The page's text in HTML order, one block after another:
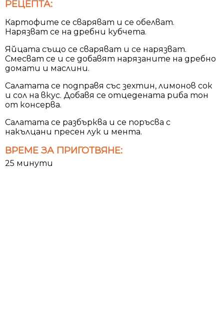
РЕЦЕПТА:
Картофите се сваряват и се обелват.
Нарязват се на дребни кубчета.
Яйцата също се сваряват и се нарязват.
Смесват се и се добавят нарязаните на дребно
домати и маслини.
Салатата се подправя със зехтин, лимонов сок
и сол на вкус. Добавя се отцедената риба тон
от консерва.
Салатата се разбърква и се поръсва с
накълцани пресен лук и мента.
ВРЕМЕ ЗА ПРИГОТВЯНЕ:
25 минути